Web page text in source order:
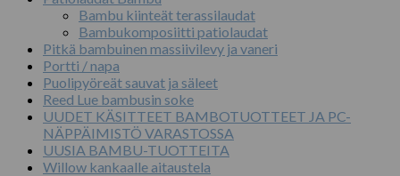
Bambu kiinteät terassilaudat
Bambukomposiitti patiolaudat
Pitkä bambuinen massiivilevy ja vaneri
Portti / napa
Puolipyöreät sauvat ja säleet
Reed Lue bambusin soke
UUDET KÄSITTEET BAMBOTUOTTEET JA PC-
NÄPPÄIMISTÖ VARASTOSSA
UUSIA BAMBU-TUOTTEITA
Willow kankaalle aitaustela